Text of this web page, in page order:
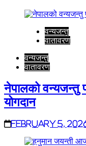
वन्यजन्तु
वातावरण
वन्यजन्तु
वातावरण
नेपालको वन्यजन्तु
योगदान
February 5,